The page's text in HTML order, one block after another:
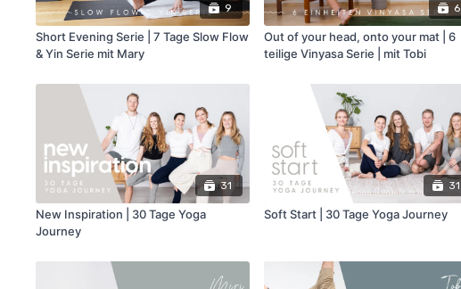
9
Short Evening Serie | 7 Tage Slow Flow
& Yin Serie mit Mary
6
Out of your head, onto your mat | 6
teilige Vinyasa Serie | mit Tobi
31
New Inspiration | 30 Tage Yoga
Journey
31
Soft Start | 30 Tage Yoga Journey